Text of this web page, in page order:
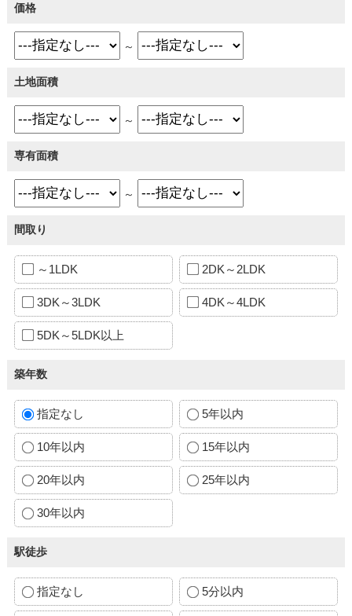
価格
～
土地面積
～
専有面積
～
間取り
～1LDK 2DK～2LDK
3DK～3LDK 4DK～4LDK
5DK～5LDK以上
築年数
指定なし 5年以内
10年以内 15年以内
20年以内 25年以内
30年以内
駅徒歩
指定なし 5分以内